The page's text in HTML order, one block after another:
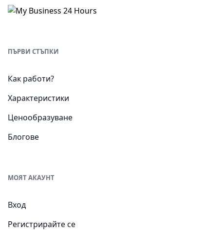
ПЪРВИ СТЪПКИ
Как работи?
Характеристики
Ценообразуване
Блогове
МОЯТ АКАУНТ
Вход
Регистрирайте се